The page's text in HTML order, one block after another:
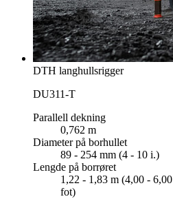
DTH langhullsrigger
DU311-T
Parallell dekning
0,762 m
Diameter på borhullet
89 - 254 mm (4 - 10 i.)
Lengde på borrøret
1,22 - 1,83 m (4,00 - 6,00
fot)